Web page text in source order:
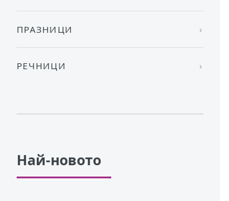
ПРАЗНИЦИ
РЕЧНИЦИ
Най-новото